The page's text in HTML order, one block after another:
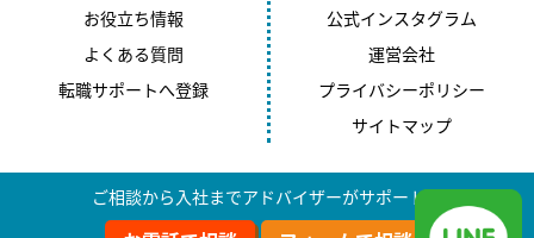
お役立ち情報
よくある質問
転職サポートへ登録
公式インスタグラム
運営会社
プライバシーポリシー
サイトマップ
ご相談から入社までアドバイザーがサポート！